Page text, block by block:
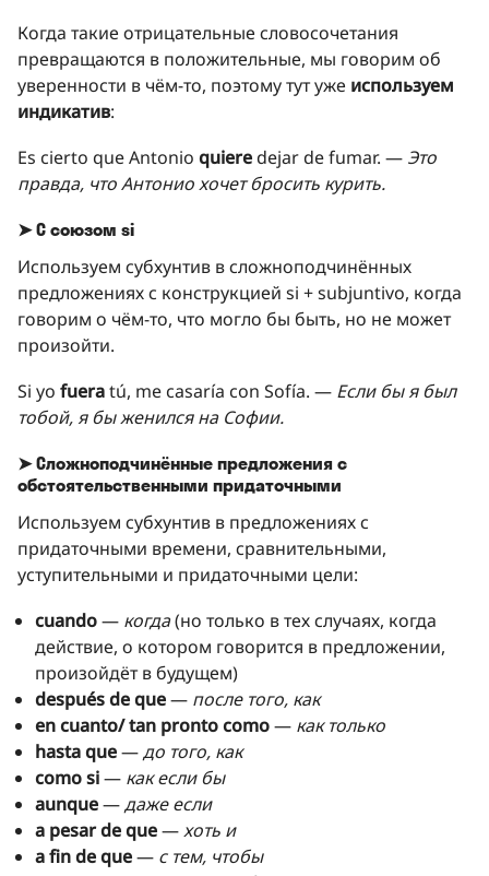
Когда такие отрицательные словосочетания
превращаются в положительные, мы говорим об
уверенности в чём-то, поэтому тут уже используем
индикатив:
Es cierto que Antonio quieredejar de fumar. — Это
правда, что Антонио хочет бросить курить.
➤ С союзом si
Используем субхунтив в сложноподчинённых
предложениях с конструкцией si + subjuntivo, когда
говорим о чём-то, что могло бы быть, но не может
произойти.
Si yo fueratú, me casaría con Sofía. — Если бы я был
тобой, я бы женился на Софии.
➤ Сложноподчинённые предложения с
обстоятельственными придаточными
Используем субхунтив в предложениях с
придаточными времени, сравнительными,
уступительными и придаточными цели:
cuando— когда(но только в тех случаях, когда
действие, о котором говорится в предложении,
произойдёт в будущем)
después de que— после того, как
en cuanto/ tan pronto como— как только
hasta que—до того, как
como si— как если бы
aunque—даже если
a pesar de que—хоть и
a fin de que— с тем, чтобы